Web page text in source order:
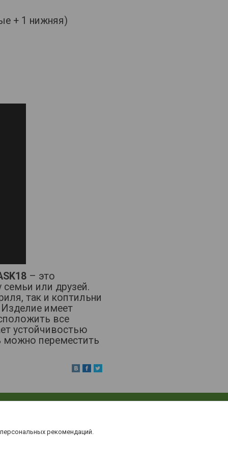
+ 1 нижняя)
– это
семьи или друзей.
так и коптильни
имеет
все
устойчивостью
переместить
рекомендаций.